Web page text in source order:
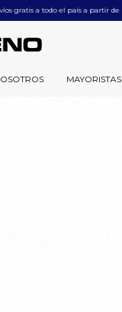
a todo el país a partir de $150.000
MAYORISTAS